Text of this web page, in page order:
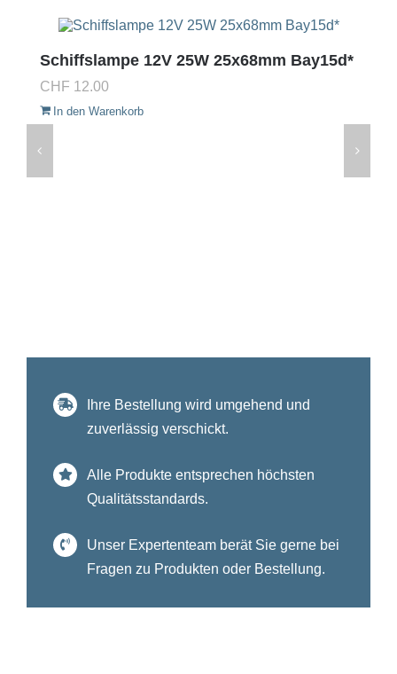
Schiffslampe 12V 25W 25x68mm Bay15d*
CHF 12.00
In den Warenkorb
Ihre Bestellung wird umgehend und
zuverlässig verschickt.
Alle Produkte entsprechen höchsten
Qualitätsstandards.
Unser Expertenteam berät Sie gerne bei
Fragen zu Produkten oder Bestellung.